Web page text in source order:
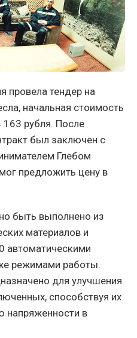
провела тендер на
начальная стоимость
163 рубля. После
был заключен с
Глебом
предложить цену в
быть выполнено из
материалов и
автоматическими
режимами работы.
для улучшения
способствуя их
напряженности в